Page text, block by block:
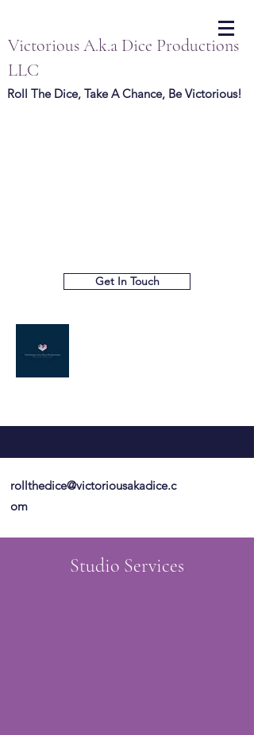
Victorious A.k.a Dice Productions
LLC
Roll The Dice, Take A Chance, Be Victorious!
Get In Touch
rollthedice@victoriousakadice.c
om
Studio Services